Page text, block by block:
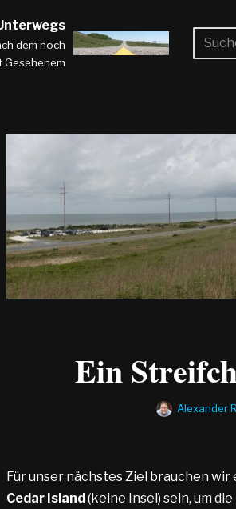
dem noch
Gesehenem
Ein
Alexander
Für unser nächstes Ziel brauchen wir
Cedar Island(keine Insel) sein, um